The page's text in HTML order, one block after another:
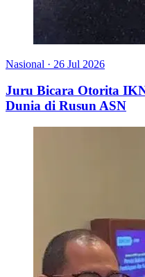
Nasional · 26 Jul 2026
Juru Bicara Otorita
Dunia di Rusun ASN